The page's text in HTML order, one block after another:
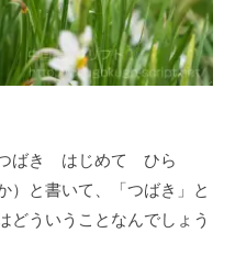
つばき はじめて ひら
）と書いて、「つばき」と
どういうことなんでしょう